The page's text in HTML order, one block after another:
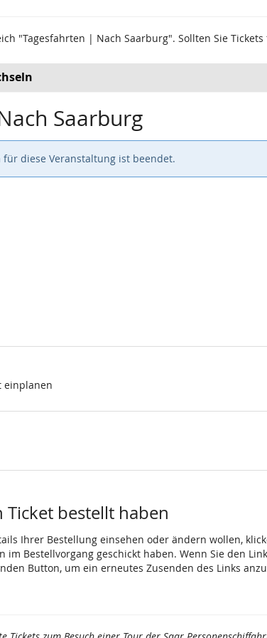
"Tagesfahrten | Nach Saarburg". Sollten Sie
Saarburg
diese Veranstaltung ist beendet.
einplanen
Ticket bestellt haben
Ihrer Bestellung einsehen oder ändern wollen,
im Bestellvorgang geschickt haben. Wenn Sie den
Button, um ein erneutes Zusenden des Links